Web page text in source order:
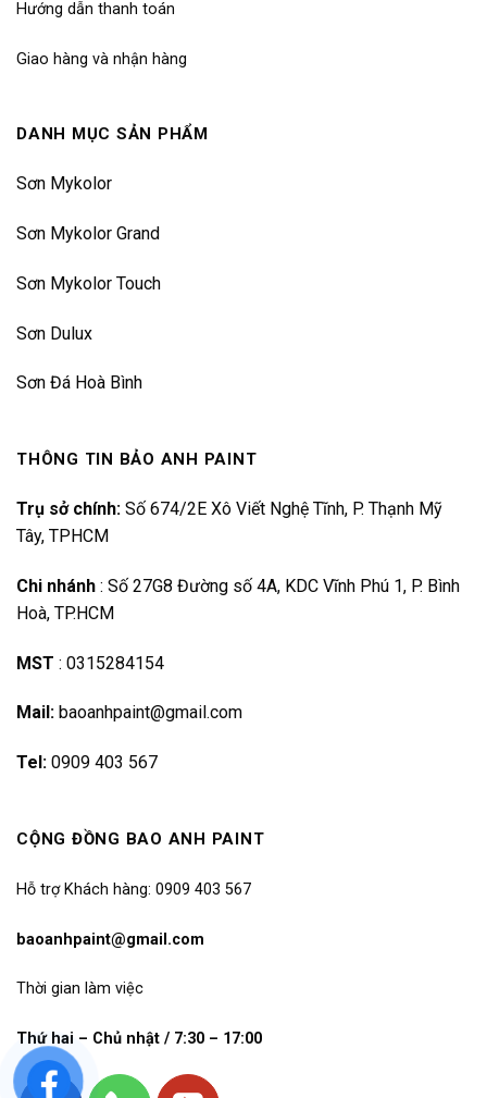
Hướng dẫn thanh toán
Giao hàng và nhận hàng
DANH MỤC SẢN PHẨM
Sơn Mykolor
Sơn Mykolor Grand
Sơn Mykolor Touch
Sơn Dulux
Sơn Đá Hoà Bình
THÔNG TIN BẢO ANH PAINT
Trụ sở chính: Số 674/2E Xô Viết Nghệ Tĩnh, P. Thạnh Mỹ
Tây, TPHCM
Chi nhánh : Số 27G8 Đường số 4A, KDC Vĩnh Phú 1, P. Bình
Hoà, TP.HCM
MST : 0315284154
Mail: baoanhpaint@gmail.com
Tel: 0909 403 567
CỘNG ĐỒNG BAO ANH PAINT
Hỗ trợ Khách hàng: 0909 403 567
baoanhpaint@gmail.com
Thời gian làm việc
Thứ hai – Chủ nhật / 7:30 – 17:00